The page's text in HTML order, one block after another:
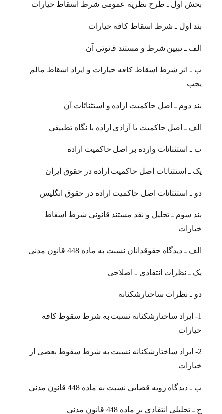
بخش اول ـ طرح نظریه عمومی شرط اسقاط خیارات
بند اول ـ شرط اسقاط کافه خیارات
الف ـ تبیین شرط و مستند قانونی آن
ب ـ اثر شرط اسقاط کافه خیارات و ایراد اسقاط مالم
یجب
بند دوم ـ اصل حاکمیت اراده و استثنائات آن
الف ـ اصل حاکمیت یا آزادی اراده با نگاه تطبیقی
ب ـ استثنائات وارده بر اصل حاکمیت اراده
یک ـ استثنائات اصل حاکمیت اراده در حقوق ایران
دو ـ استثتائات اصل حاکمیت اراده در حقوق انگلیس
بند سوم ـ تحلیل و نقد مستند قانونی شرط اسقاط
خیارات
الف ـ دیدگاه حقوقدانان نسبت به ماده 448 قانون مدنی
یک ـ نظرات انتقادی ـ اصلاحی
دو ـ نظرات ساختارشکنانه
1- ایراد ساختارشکنانه نسبت به شرط سقوط کافه
خیارات
2- ایراد ساختارشکنانه نسبت به شرط سقوط بعضی از
خیارات
ب ـ دیدگاه رویه قضایی نسبت به ماده 448 قانون مدنی
ج ـ تحلیلی انتقادی بر ماده 448 قانون مدنی